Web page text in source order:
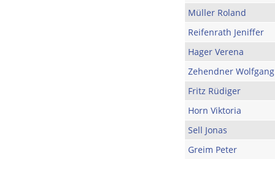
Müller Roland
Reifenrath Jeniffer
Hager Verena
Zehendner Wolfgang
Fritz Rüdiger
Horn Viktoria
Sell Jonas
Greim Peter